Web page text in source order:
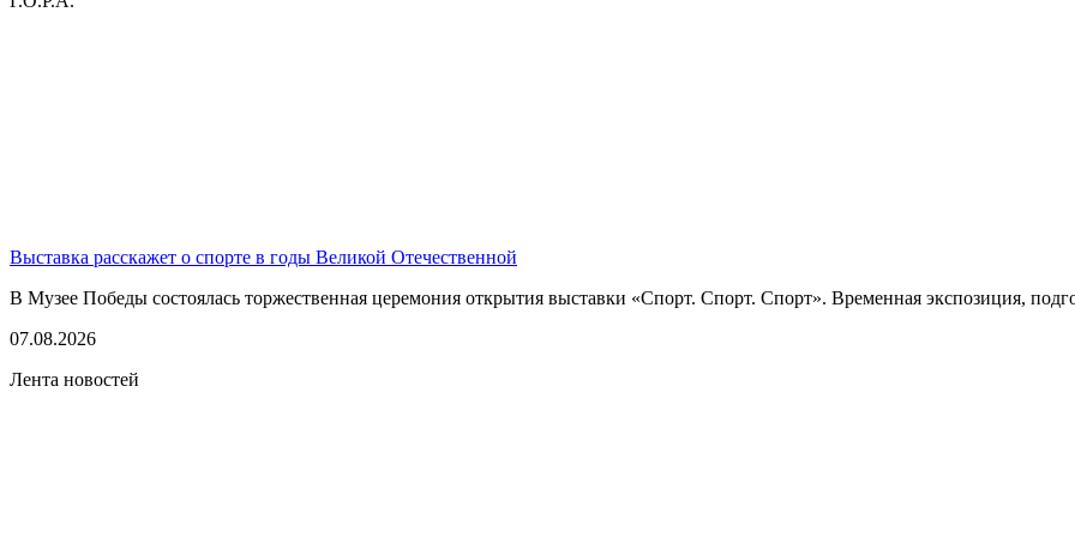
Выставка расскажет о спорте в годы Великой Отечественной
В Музее Победы состоялась торжественная церемония открытия выставки «Спорт. Спорт. Спорт». Временная экспозиция,
07.08.2026
Лента новостей